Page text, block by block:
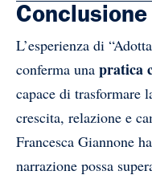
Conclusione
L’esperienza di
conferma una pratica
capace di trasformare
crescita, relazione e
Francesca Giannone
narrazione possa